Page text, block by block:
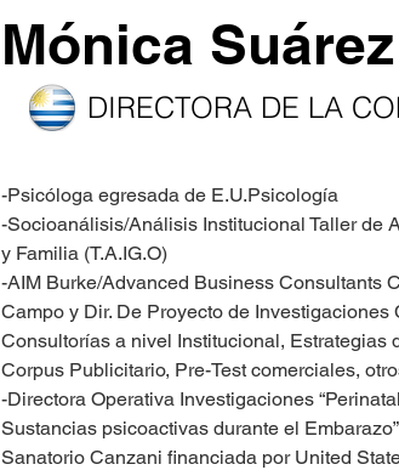
Mónica Suárez
DIRECTORA DE LA
-Psicóloga egresada de E.U.Psicología
-Socioanálisis/Análisis Institucional Taller de
y Familia (T.A.IG.O)
-AIM Burke/Advanced Business Consultants
Campo y Dir. De Proyecto de
Consultorías a nivel Institucional, Estrategias
Corpus Publicitario, Pre-Test comerciales,
-Directora Operativa Investigaciones
Sustancias psicoactivas durante el
Sanatorio Canzani financiada por United